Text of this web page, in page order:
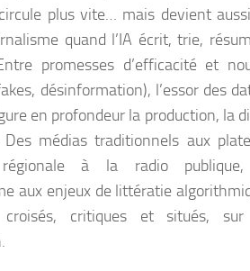
plus vite… mais devient
quand l’IA écrit, trie,
promesses d’efficacité et
désinformation), l’essor des
en profondeur la production, la
Des médias traditionnels aux
régionale à la radio
aux enjeux de littératie
croisés, critiques et situés,